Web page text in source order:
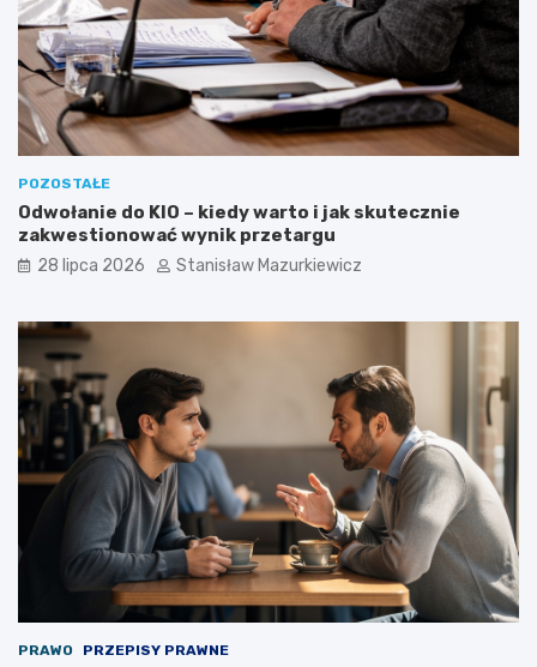
POZOSTAŁE
Odwołanie do KIO – kiedy warto i jak skutecznie
zakwestionować wynik przetargu
28 lipca 2026 Stanisław Mazurkiewicz
PRAWO PRZEPISY PRAWNE